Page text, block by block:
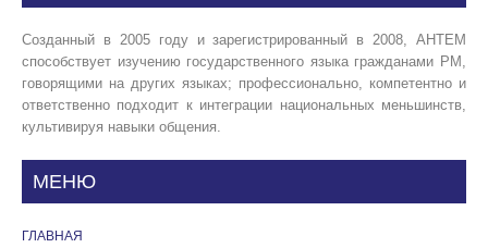
Созданный в 2005 году и зарегистрированный в 2008, АНТЕМ
способствует изучению государственного языка гражданами РМ,
говорящими на других языках; профессионально, компетентно и
ответственно подходит к интеграции национальных меньшинств,
культивируя навыки общения.
МЕНЮ
ГЛАВНАЯ